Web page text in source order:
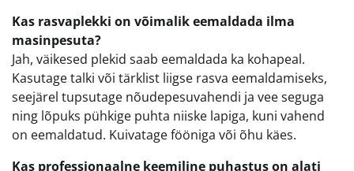
Kas rasvaplekki on võimalik eemaldada ilma
masinpesuta?
Jah, väikesed plekid saab eemaldada ka kohapeal.
Kasutage talki või tärklist liigse rasva eemaldamiseks,
seejärel tupsutage nõudepesuvahendi ja vee seguga
ning lõpuks pühkige puhta niiske lapiga, kuni vahend
on eemaldatud. Kuivatage fööniga või õhu käes.
Kas professionaalne keemiline puhastus on alati